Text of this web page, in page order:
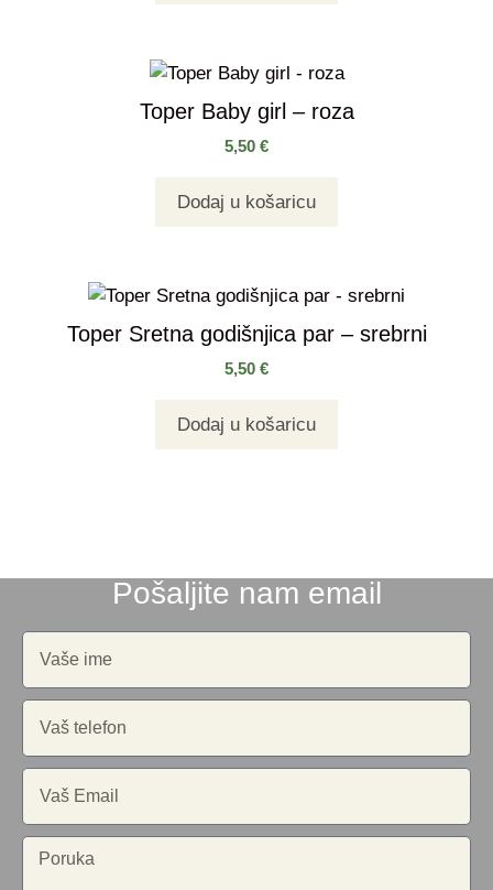
Toper Baby girl – roza
5,50 €
Dodaj u košaricu
Toper Sretna godišnjica par – srebrni
5,50 €
Dodaj u košaricu
Pošaljite nam email